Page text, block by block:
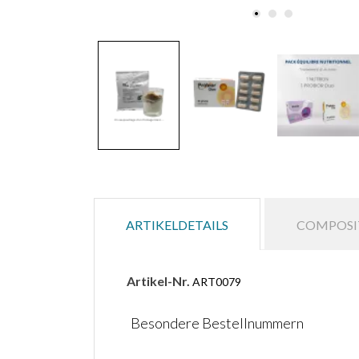
ARTIKELDETAILS
Artikel-Nr. ART0079
Besondere Bestellnummern